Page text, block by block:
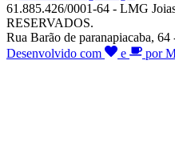
61.885.426/0001-64 - LMG
RESERVADOS.
Rua Barão de paranapiacaba,
Desenvolvido com
e por